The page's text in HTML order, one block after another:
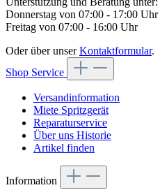
Donnerstag von 07:00 - 17:00 Uhr
Freitag von 07:00 - 16:00 Uhr
Oder über unserKontaktformular.
Shop Service
Versandinformation
Miete Spritzgerät
Reparaturservice
Über uns Historie
Artikel finden
Information